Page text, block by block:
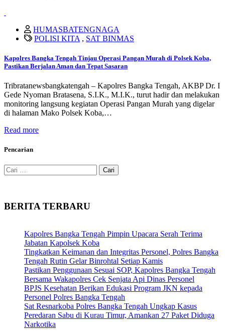
HUMASBATENGNAGA
POLISI KITA , SAT BINMAS
Kapolres Bangka Tengah Tinjau Operasi Pangan Murah di Polsek Koba,
Pastikan Berjalan Aman dan Tepat Sasaran
Tribratanewsbangkatengah – Kapolres Bangka Tengah, AKBP Dr. I
Gede Nyoman Bratasena, S.I.K., M.I.K., turut hadir dan melakukan
monitoring langsung kegiatan Operasi Pangan Murah yang digelar
di halaman Mako Polsek Koba,…
Read more
Pencarian
Cari
untuk:
BERITA TERBARU
Kapolres Bangka Tengah Pimpin Upacara Serah Terima
Jabatan Kapolsek Koba
Tingkatkan Keimanan dan Integritas Personel, Polres Bangka
Tengah Rutin Gelar Binrohtal Setiap Kamis
Pastikan Penggunaan Sesuai SOP, Kapolres Bangka Tengah
Bersama Wakapolres Cek Senjata Api Dinas Personel
BPJS Kesehatan Berikan Edukasi Program JKN kepada
Personel Polres Bangka Tengah
Sat Resnarkoba Polres Bangka Tengah Ungkap Kasus
Peredaran Sabu di Kurau Timur, Amankan 27 Paket Diduga
Narkotika